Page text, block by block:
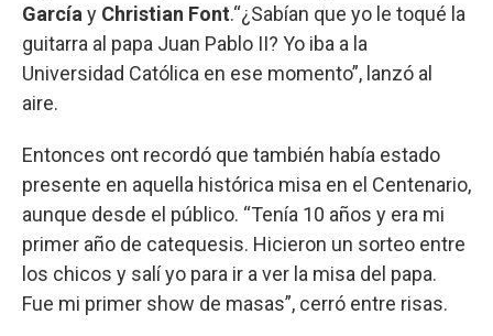
García y Christian Font.“¿Sabían que yo le toqué la
guitarra al papa Juan Pablo II? Yo iba a la
Universidad Católica en ese momento”, lanzó al
aire.
Entonces ont recordó que también había estado
presente en aquella histórica misa en el Centenario,
aunque desde el público. “Tenía 10 años y era mi
primer año de catequesis. Hicieron un sorteo entre
los chicos y salí yo para ir a ver la misa del papa.
Fue mi primer show de masas”, cerró entre risas.